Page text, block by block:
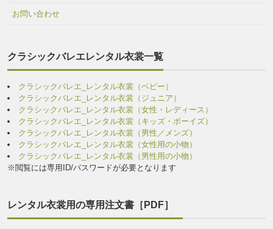
お問い合わせ
クラシックバレエレンタル衣裳一覧
クラシックバレエ_レンタル衣裳（ベビー）
クラシックバレエ_レンタル衣裳（ジュニア）
クラシックバレエ_レンタル衣裳（女性・レディース）
クラシックバレエ_レンタル衣裳（キッズ・ボーイズ）
クラシックバレエ_レンタル衣裳（男性／メンズ）
クラシックバレエ_レンタル衣裳（女性用の小物）
クラシックバレエ_レンタル衣裳（男性用の小物）
※閲覧には専用ID/パスワードが必要となります
レンタル衣裳用の専用注文書［PDF］